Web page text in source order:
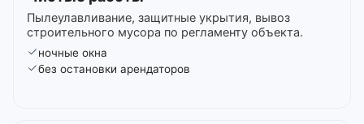
Пылеулавливание, защитные укрытия, вывоз
строительного мусора по регламенту объекта.
ночные окна
без остановки арендаторов